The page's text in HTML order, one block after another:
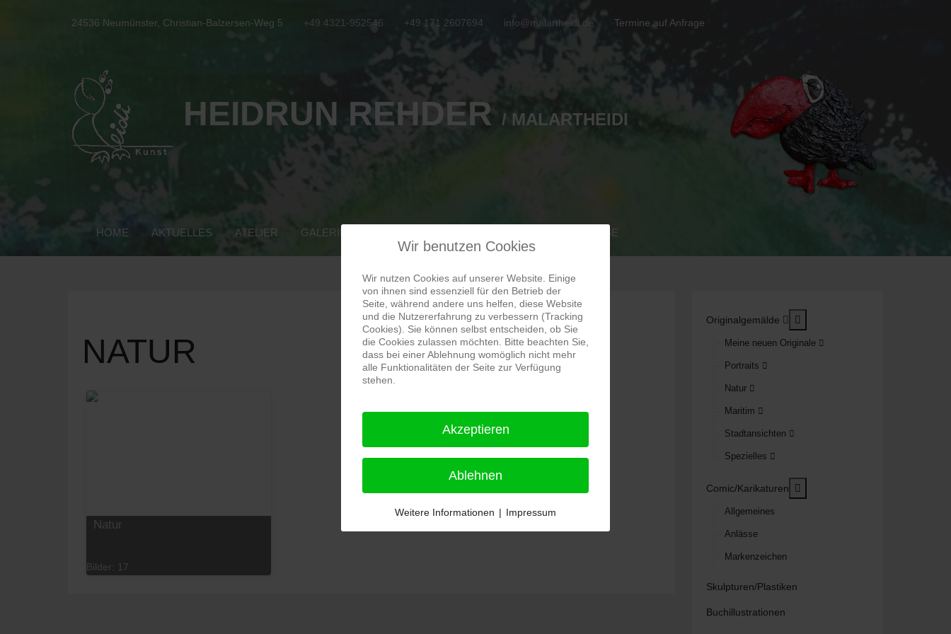
24536 Neumünster, Christian-Balzersen-Weg 5 +49 4321-952546 +49 171 2607694 info@malartheidi.de Termine auf Anfrage
HEIDRUN REHDER / MALARTHEIDI
HOME AKTUELLES ATELIER GALERIE MALKURSE
NATUR
Natur
Bilder: 17
Originalgemälde
Meine neuen Originale
Portraits
Natur
Maritim
Stadtansichten
Spezielles
Comic/Karikaturen
Allgemeines
Anlässe
Markenzeichen
Skulpturen/Plastiken
Buchillustrationen
Wir benutzen Cookies
Wir nutzen Cookies auf unserer Website. Einige
von ihnen sind essenziell für den Betrieb der
Seite, während andere uns helfen, diese Website
und die Nutzererfahrung zu verbessern (Tracking
Cookies). Sie können selbst entscheiden, ob Sie
die Cookies zulassen möchten. Bitte beachten Sie,
dass bei einer Ablehnung womöglich nicht mehr
alle Funktionalitäten der Seite zur Verfügung
stehen.
Akzeptieren
Ablehnen
Weitere Informationen | Impressum